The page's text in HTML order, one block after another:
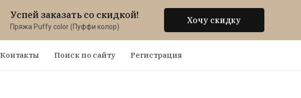
Успей заказать со скидкой!
Пряжа Puffy color (Пуффи колор)
Хочу скидку
Контакты Поиск по сайту Регистрация